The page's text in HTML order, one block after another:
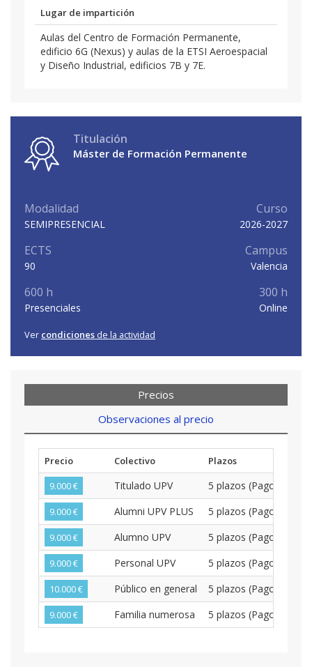
Lugar de impartición
Aulas del Centro de Formación Permanente,
edificio 6G (Nexus) y aulas de la ETSI Aeroespacial
y Diseño Industrial, edificios 7B y 7E.
Titulación
Máster de Formación Permanente
Modalidad
SEMIPRESENCIAL
Curso
2026-2027
ECTS
90
Campus
Valencia
600 h
Presenciales
300 h
Online
Ver condiciones de la actividad
Precios
Observaciones al precio
Precio Colectivo
Plazos
9.000 €
Titulado UPV 5 plazos (Pago
9.000 € Alumni UPV PLUS 5 plazos (Pago
9.000 € Alumno UPV 5 plazos (Pago
9.000 € Personal UPV 5 plazos (Pago
10.000 € Público en general 5 plazos (Pago
9.000 € Familia numerosa 5 plazos (Pago